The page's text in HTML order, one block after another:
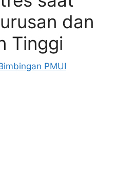
dan
Tinggi
PMUI